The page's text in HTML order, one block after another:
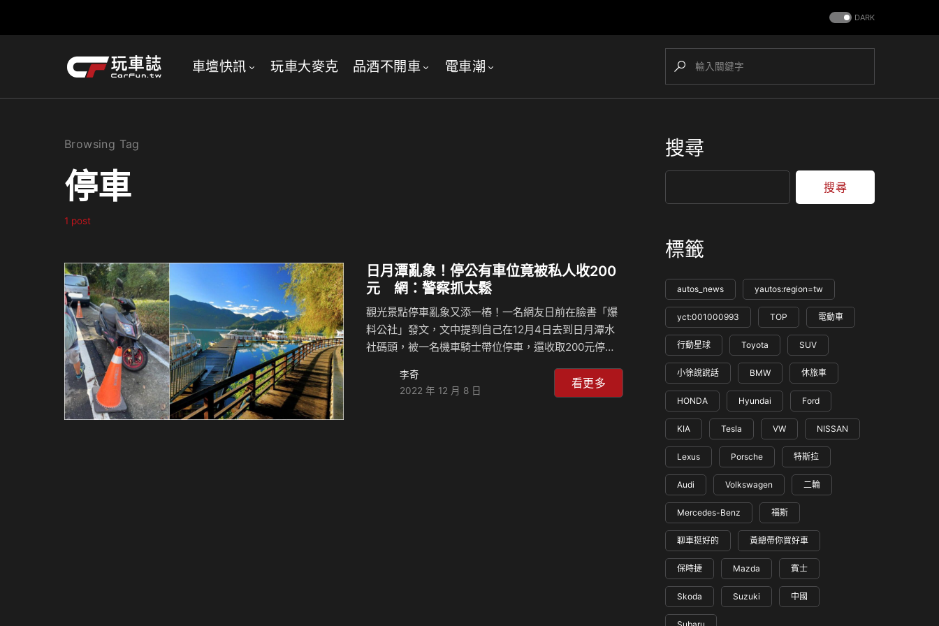
DARK
車壇快訊 玩車大麥克 品酒不開車 電車潮
Browsing Tag
停車
1 post
日月潭亂象！停公有車位竟被私人收200
元 網：警察抓太鬆
觀光景點停車亂象又添一樁！一名網友日前在臉書「爆
料公社」發文，文中提到自己在12月4日去到日月潭水
社碼頭，被一名機車騎士帶位停車，還收取200元停車
路邊合法車位當成私人的生財工具！ 原PO在貼文裡清
楚交代來龍去脈，起初一行人開車抵達日月潭後，遇見
李奇
2022 年 12 月 8 日
看更多
搜尋
搜尋
標籤
autos_news yautos:region=tw
yct:001000993 TOP 電動車
行動星球 Toyota SUV
小徐說說話 BMW 休旅車
HONDA Hyundai Ford
KIA Tesla VW NISSAN
Lexus Porsche 特斯拉
Audi Volkswagen 二輪
Mercedes-Benz 福斯
聊車挺好的 黃總帶你買好車
保時捷 Mazda 賓士
Skoda Suzuki 中國